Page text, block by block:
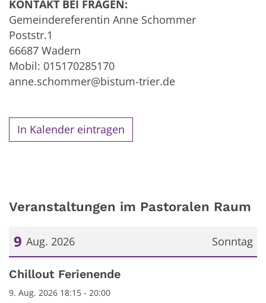
KONTAKT BEI FRAGEN:
Gemeindereferentin Anne Schommer
Poststr.1
66687 Wadern
Mobil: 015170285170
anne.schommer@bistum-trier.de
In Kalender eintragen
Veranstaltungen im Pastoralen Raum
Sonntag
9 Aug. 2026
Datum: 9. August 2026
Chillout Ferienende
9. Aug. 2026 18:15 - 20:00